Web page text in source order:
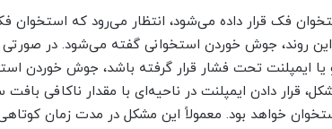
فک قرار داده می‌شود، انتظار می‌رود که
این روند، جوش خوردن استخوانی گفته می‌شود. در صورتی
ایمپلنت تحت فشار قرار گرفته باشد، جوش خوردن
قرار دادن ایمپلنت در ناحیه‌ای با مقدار ناکافی
خواهد بود. معمولاً این مشکل در مدت زمان